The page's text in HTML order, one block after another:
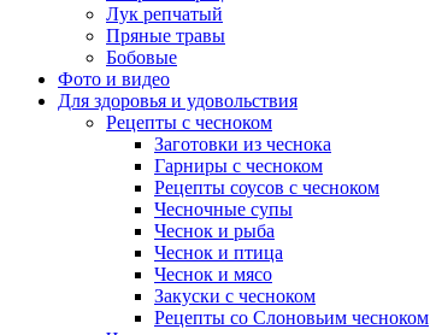
Лук репчатый
Пряные травы
Бобовые
Фото и видео
Для здоровья и удовольствия
Рецепты с чесноком
Заготовки из чеснока
Гарниры с чесноком
Рецепты соусов с чесноком
Чесночные супы
Чеснок и рыба
Чеснок и птица
Чеснок и мясо
Закуски с чесноком
Рецепты со Слоновьим чесноком